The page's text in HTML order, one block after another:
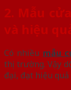
2. Mẫu
và hiệu
Có nhiều mẫu
thị trường. Vậy
đại, đạt hiệu quả